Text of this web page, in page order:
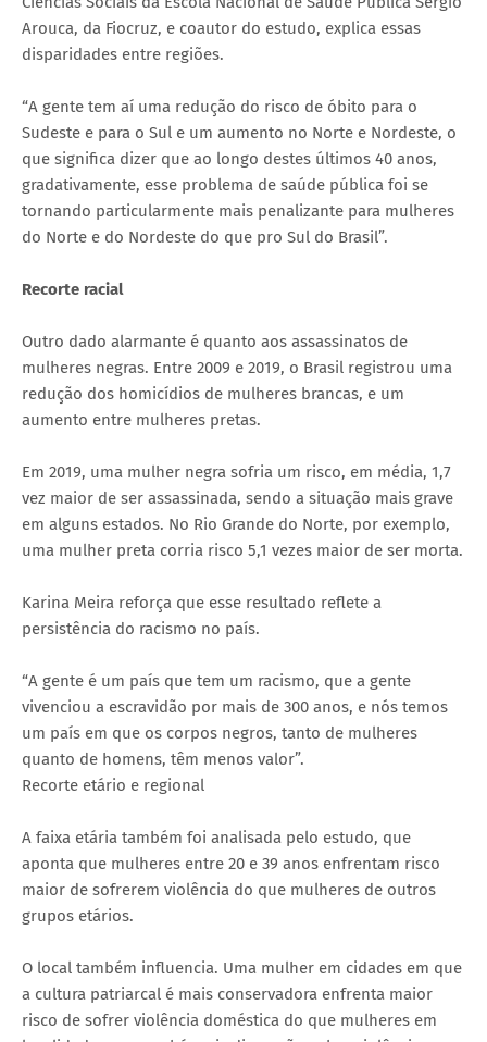
Arouca, da Fiocruz, e coautor do estudo, explica essas
disparidades entre regiões.
“A gente tem aí uma redução do risco de óbito para o
Sudeste e para o Sul e um aumento no Norte e Nordeste, o
que significa dizer que ao longo destes últimos 40 anos,
gradativamente, esse problema de saúde pública foi se
tornando particularmente mais penalizante para mulheres
do Norte e do Nordeste do que pro Sul do Brasil”.
Recorte racial
Outro dado alarmante é quanto aos assassinatos de
mulheres negras. Entre 2009 e 2019, o Brasil registrou uma
redução dos homicídios de mulheres brancas, e um
aumento entre mulheres pretas.
Em 2019, uma mulher negra sofria um risco, em média, 1,7
vez maior de ser assassinada, sendo a situação mais grave
em alguns estados. No Rio Grande do Norte, por exemplo,
uma mulher preta corria risco 5,1 vezes maior de ser morta.
Karina Meira reforça que esse resultado reflete a
persistência do racismo no país.
“A gente é um país que tem um racismo, que a gente
vivenciou a escravidão por mais de 300 anos, e nós temos
um país em que os corpos negros, tanto de mulheres
quanto de homens, têm menos valor”.
Recorte etário e regional
A faixa etária também foi analisada pelo estudo, que
aponta que mulheres entre 20 e 39 anos enfrentam risco
maior de sofrerem violência do que mulheres de outros
grupos etários.
O local também influencia. Uma mulher em cidades em que
a cultura patriarcal é mais conservadora enfrenta maior
risco de sofrer violência doméstica do que mulheres em